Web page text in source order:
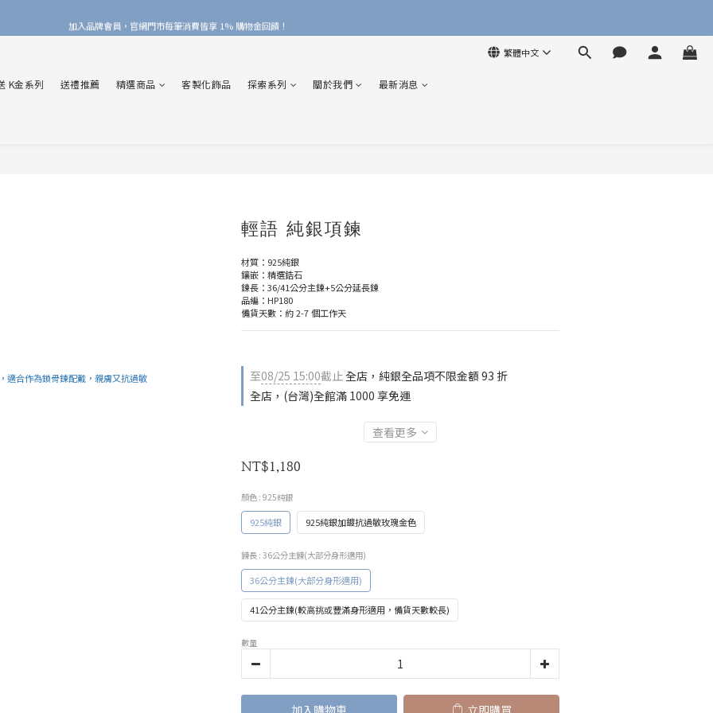
加入品牌會員，官網門市每筆消費皆享 1% 購物金回饋！
繁體中文
K金系列 送禮推薦 精選商品 客製化飾品 探索系列 關於我們 最新消息
輕語 純銀項鍊
材質：925純銀
鑲嵌：精選鋯石
鍊長：36/41公分主鍊+5公分延長鍊
品編：HP180
備貨天數：約 2-7 個工作天
至08/25 15:00截止全店，純銀全品項不限金額 93 折
全店，(台灣)全館滿 1000 享免運
查看更多
NT$1,180
顏色 : 925純銀
925純銀 925純銀加鍍抗過敏玫瑰金色
鍊長 : 36公分主鍊(大部分身形適用)
36公分主鍊(大部分身形適用)
41公分主鍊(較高挑或豐滿身形適用，備貨天數較長)
數量
加入購物車 立即購買